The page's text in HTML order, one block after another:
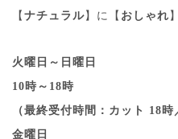
【 ナチュラル】に【 おしゃれ
火曜日～日曜日
10時～18時
（最終受付時間：カット 18
金曜日